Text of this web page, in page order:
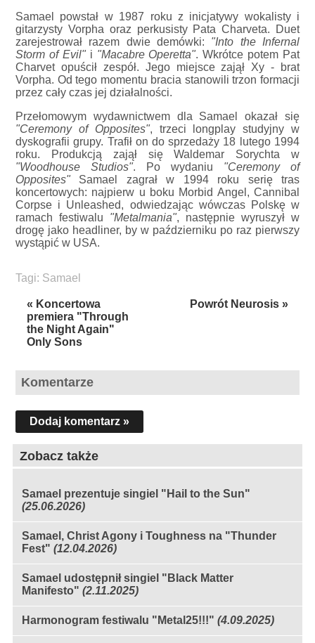
Samael powstał w 1987 roku z inicjatywy wokalisty i
gitarzysty Vorpha oraz perkusisty Pata Charveta. Duet
zarejestrował razem dwie demówki: "Into the Infernal
Storm of Evil"i "Macabre Operetta". Wkrótce potem Pat
Charvet opuścił zespół. Jego miejsce zajął Xy - brat
Vorpha. Od tego momentu bracia stanowili trzon formacji
przez cały czas jej działalności.
Przełomowym wydawnictwem dla Samael okazał się
"Ceremony of Opposites", trzeci longplay studyjny w
dyskografii grupy. Trafił on do sprzedaży 18 lutego 1994
roku. Produkcją zajął się Waldemar Sorychta w
"Woodhouse Studios". Po wydaniu "Ceremony of
Opposites" Samael zagrał w 1994 roku serię tras
koncertowych: najpierw u boku Morbid Angel, Cannibal
Corpse i Unleashed, odwiedzając wówczas Polskę w
ramach festiwalu "Metalmania", następnie wyruszył w
drogę jako headliner, by w październiku po raz pierwszy
wystąpić w USA.
Tagi: Samael
« Koncertowa
premiera "Through
the Night Again"
Only Sons
Powrót Neurosis »
Komentarze
Dodaj komentarz »
Zobacz także
Samael prezentuje singiel "Hail to the Sun"
(25.06.2026)
Samael, Christ Agony i Toughness na "Thunder
Fest" (12.04.2026)
Samael udostępnił singiel "Black Matter
Manifesto" (2.11.2025)
Harmonogram festiwalu "Metal25!!!" (4.09.2025)